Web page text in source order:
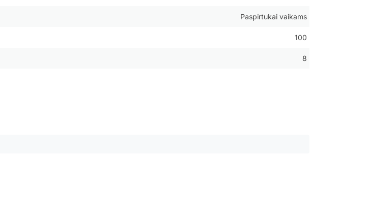
Paspirtukai vaikams
100
8